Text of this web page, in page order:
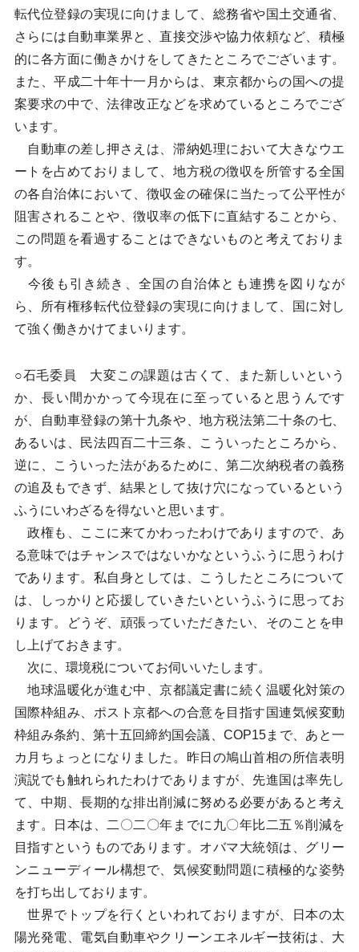
転代位登録の実現に向けまして、総務省や国土交通省、
さらには自動車業界と、直接交渉や協力依頼など、積極
的に各方面に働きかけをしてきたところでございます。
また、平成二十年十一月からは、東京都からの国への提
案要求の中で、法律改正などを求めているところでござ
います。
自動車の差し押さえは、滞納処理において大きなウエ
ートを占めておりまして、地方税の徴収を所管する全国
の各自治体において、徴収金の確保に当たって公平性が
阻害されることや、徴収率の低下に直結することから、
この問題を看過することはできないものと考えておりま
す。
今後も引き続き、全国の自治体とも連携を図りなが
ら、所有権移転代位登録の実現に向けまして、国に対し
て強く働きかけてまいります。
○石毛委員 大変この課題は古くて、また新しいという
か、長い間かかって今現在に至っていると思うんです
が、自動車登録の第十九条や、地方税法第二十条の七、
あるいは、民法四百二十三条、こういったところから、
逆に、こういった法があるために、第二次納税者の義務
の追及もできず、結果として抜け穴になっているという
ふうにいわざるを得ないと思います。
政権も、ここに来てかわったわけでありますので、あ
る意味ではチャンスではないかなというふうに思うわけ
であります。私自身としては、こうしたところについて
は、しっかりと応援していきたいというふうに思ってお
ります。どうぞ、頑張っていただきたい、そのことを申
し上げておきます。
次に、環境税についてお伺いいたします。
地球温暖化が進む中、京都議定書に続く温暖化対策の
国際枠組み、ポスト京都への合意を目指す国連気候変動
枠組み条約、第十五回締約国会議、COP15まで、あと一
カ月ちょっとになりました。昨日の鳩山首相の所信表明
演説でも触れられたわけでありますが、先進国は率先し
て、中期、長期的な排出削減に努める必要があると考え
ます。日本は、二〇二〇年までに九〇年比二五％削減を
目指すというものであります。オバマ大統領は、グリー
ンニューディール構想で、気候変動問題に積極的な姿勢
を打ち出しております。
世界でトップを行くといわれておりますが、日本の太
陽光発電、電気自動車やクリーンエネルギー技術は、大